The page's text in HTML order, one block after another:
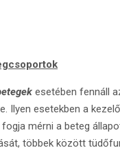
esetében fennáll
Ilyen esetekben a
mérni a beteg
többek között